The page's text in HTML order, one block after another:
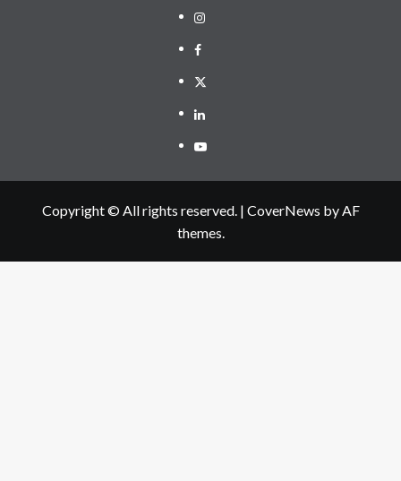
Instagram
Facebook
Twitter
Linkedin
Youtube
Copyright © All rights reserved. | CoverNews by AF
themes.